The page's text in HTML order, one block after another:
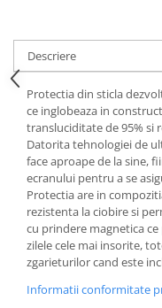
Bounce-uri, Softbox-uri
Ring-Flash Adaptor
Bracket-uri si suporti
Huse protectie blitz
Huse protectie filtre gel
Accesorii Aparate
Carduri memorie,
Carduri memorie
Cititoare carduri
Huse protectie card
Descriere
Protectia din sticla
ce inglobeaza in
transluciditate de 95% si
Datorita tehnologiei de
face aproape de la sine,
ecranului pentru a se
Protectia are in
rezistenta la ciobire si
cu prindere magnetica
zilele cele mai insorite,
zgarieturilor cand este
Informatii conformitate